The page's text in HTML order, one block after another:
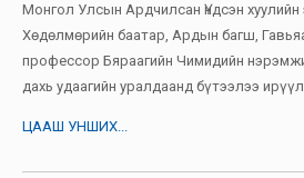
Монгол Улсын Ардчилсан Үндсэн хуулийн
Хөдөлмөрийн баатар, Ардын багш,
профессор Бяраагийн Чимидийн
дахь удаагийн уралдаанд бүтээлээ
ЦААШ УНШИХ...